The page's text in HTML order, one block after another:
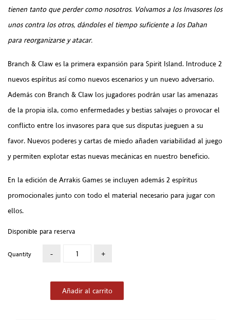
tienen tanto que perder como nosotros. Volvamos a los Invasores los
unos contra los otros, dándoles el tiempo suficiente a los Dahan
para reorganizarse y atacar.
Branch & Claw es la primera expansión para Spirit Island. Introduce 2
nuevos espíritus así como nuevos escenarios y un nuevo adversario.
Además con Branch & Claw los jugadores podrán usar las amenazas
de la propia isla, como enfermedades y bestias salvajes o provocar el
conflicto entre los invasores para que sus disputas jueguen a su
favor. Nuevos poderes y cartas de miedo añaden variabilidad al juego
y permiten explotar estas nuevas mecánicas en nuestro beneficio.
En la edición de Arrakis Games se incluyen además 2 espíritus
promocionales junto con todo el material necesario para jugar con
ellos.
Disponible para reserva
Quantity
Añadir al carrito